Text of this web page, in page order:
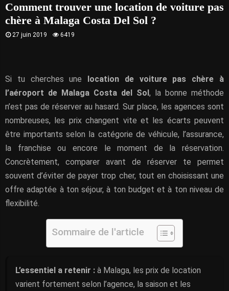
Comment trouver une location de voiture pas
chère à Malaga Costa Del Sol ?
27 juin 2019 6419
Si tu cherches une location de voiture pas chère à
l’aéroport de Malaga Costa del Sol, la bonne méthode
n’est pas de réserver au hasard. Sur place, les agences sont
nombreuses, les prix changent vite et les écarts peuvent
être importants selon la catégorie de véhicule, l’assurance,
la franchise ou encore le moment de la réservation.
Concrètement, comparer avant de réserver te permet
souvent d’éviter de payer trop cher, tout en choisissant une
offre adaptée à ton séjour, à ton budget et à ton niveau de
flexibilité.
Sommaire de l'article
L’essentiel a retenir : à Malaga, les prix de location
varient fortement selon l’agence, la saison et les